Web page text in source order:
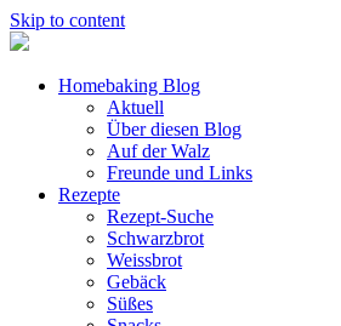
Skip to content
Homebaking Blog
Aktuell
Über diesen Blog
Auf der Walz
Freunde und Links
Rezepte
Rezept-Suche
Schwarzbrot
Weissbrot
Gebäck
Süßes